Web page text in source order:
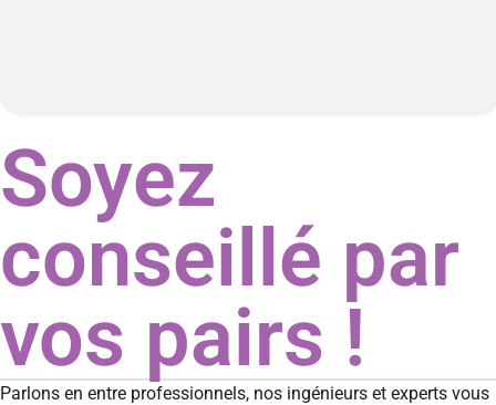
Soyez
conseillé par
vos pairs !
Parlons en entre professionnels, nos ingénieurs et experts vous